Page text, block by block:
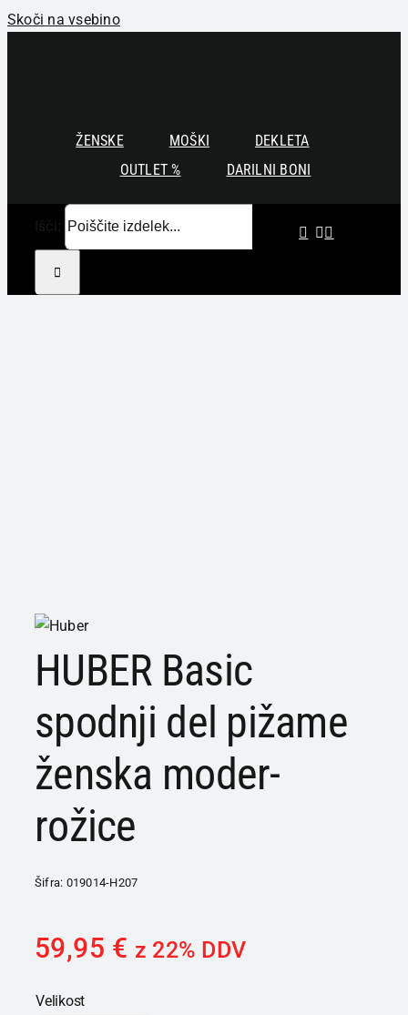
Skoči na vsebino
ŽENSKE MOŠKI
DEKLETA
OUTLET %
DARILNI BONI
Išči:
HUBER Basic
spodnji del pižame
ženska moder-
rožice
Šifra: 019014-H207
59,95 € z 22% DDV
Velikost